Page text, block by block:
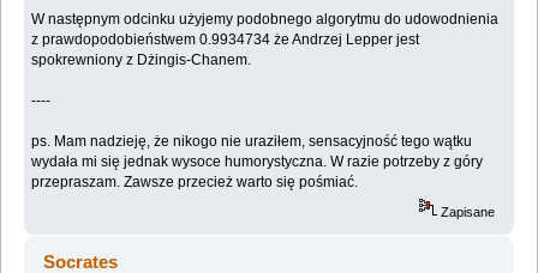
W następnym odcinku użyjemy podobnego algorytmu do udowodnienia
z prawdopodobieństwem 0.9934734 że Andrzej Lepper jest
spokrewniony z Dżingis-Chanem.
----
ps. Mam nadzieję, że nikogo nie uraziłem, sensacyjność tego wątku
wydała mi się jednak wysoce humorystyczna. W razie potrzeby z góry
przepraszam. Zawsze przecież warto się pośmiać.
Zapisane
Socrates